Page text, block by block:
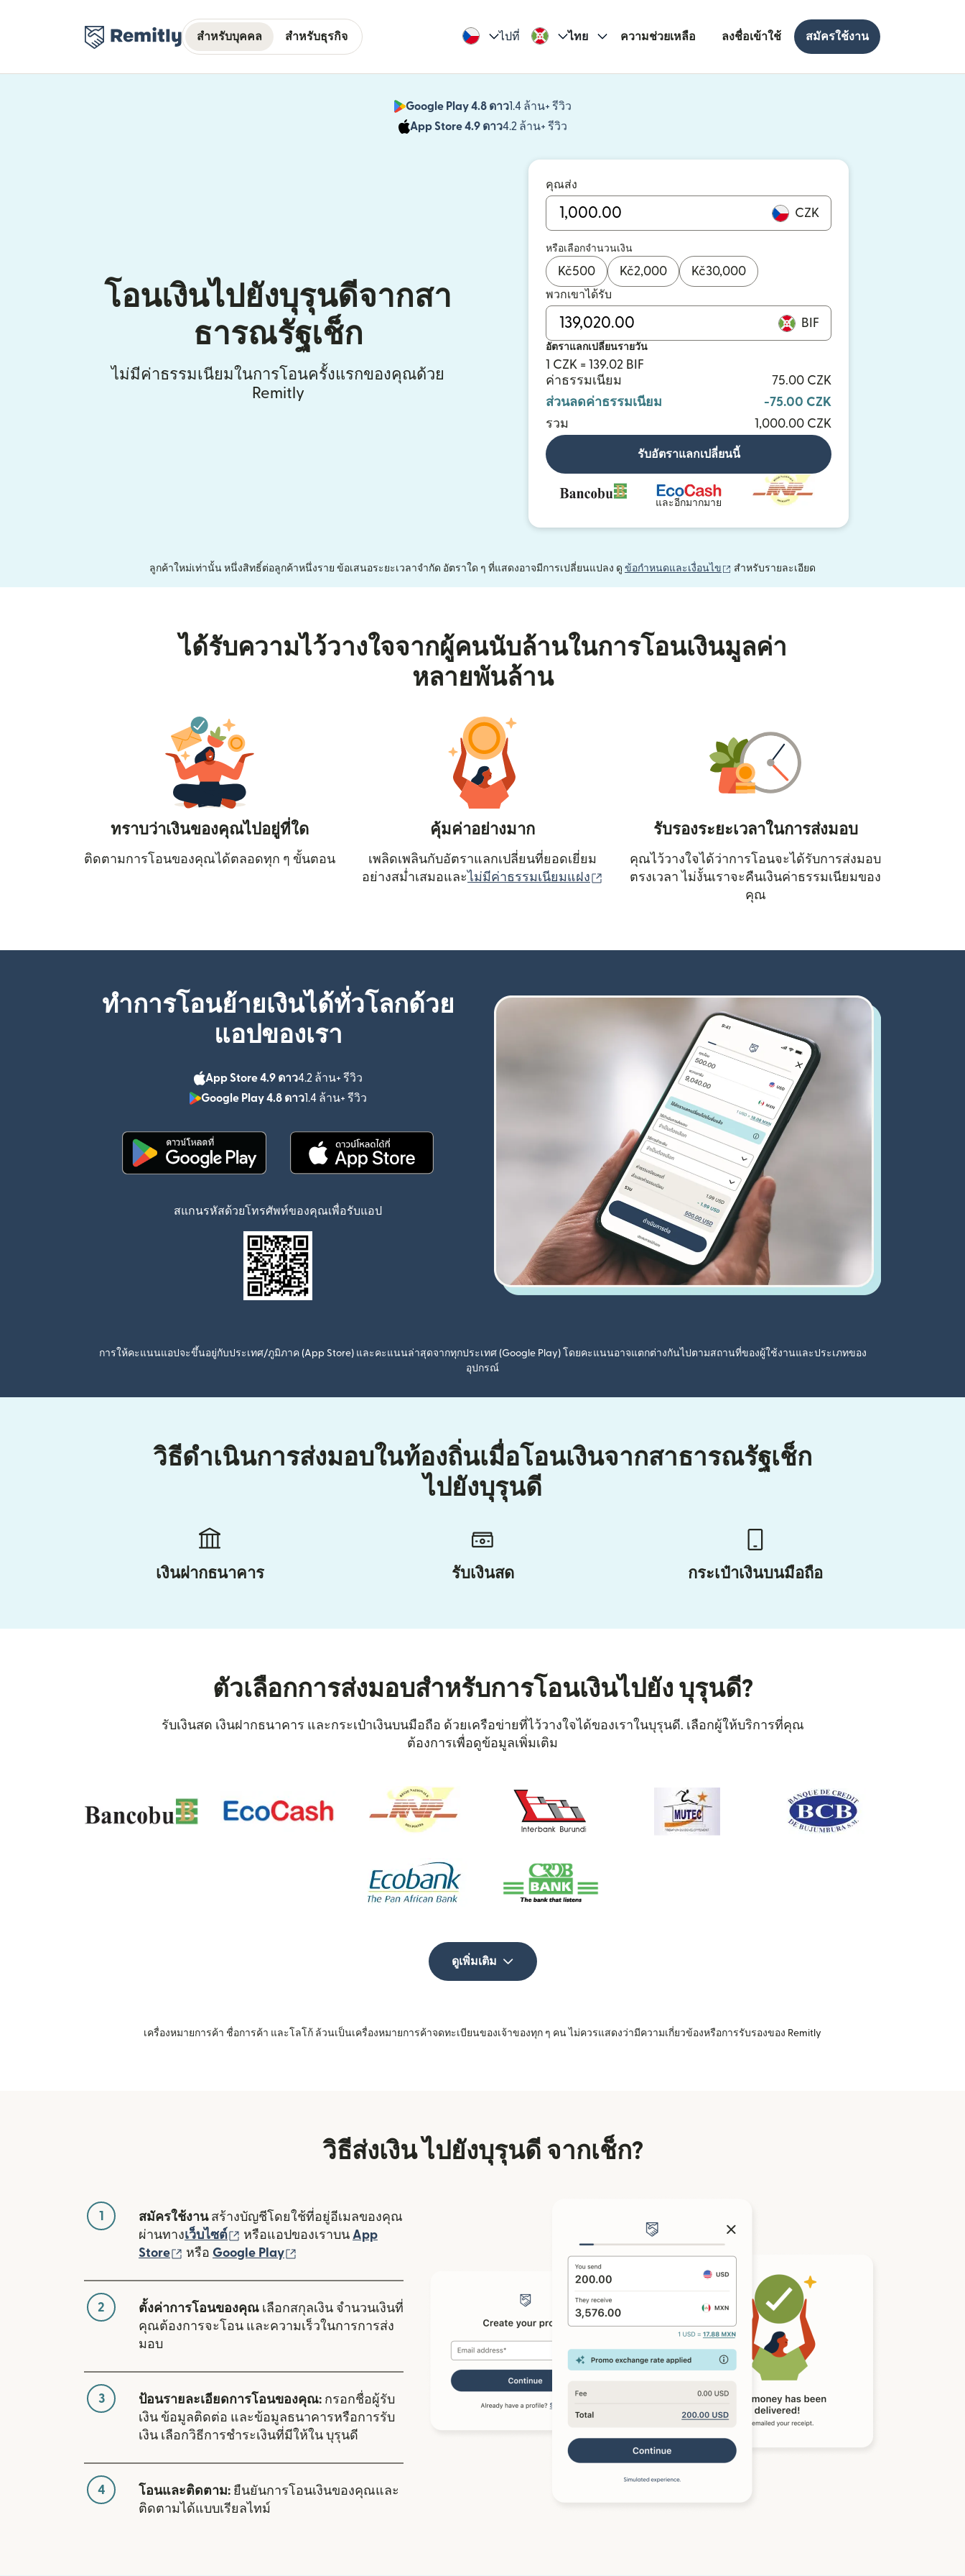
สำหรับบุคคล สำหรับธุรกิจ ไปที่ ไทย ความช่วยเหลือ ลงชื่อเข้าใช้ สมัครใช้งาน
Google Play 4.8 ดาว1.4 ล้าน+ รีวิว
(เปิดในหน้าต่างใหม่)
App Store 4.9 ดาว4.2 ล้าน+ รีวิว
(เปิดในหน้าต่างใหม่)
โอนเงินไปยังบุรุนดีจากสา
ธารณรัฐเช็ก
ไม่มีค่าธรรมเนียมในการโอนครั้งแรกของคุณด้วย
Remitly
คุณส่ง
CZK
หรือเลือกจำนวนเงิน
Kč500 Kč2,000 Kč30,000
พวกเขาได้รับ
BIF
อัตราแลกเปลี่ยนรายวัน
1 CZK = 139.02 BIF
ค่าธรรมเนียม
75.00 CZK
ส่วนลดค่าธรรมเนียม
-75.00 CZK
รวม
1,000.00 CZK
รับอัตราแลกเปลี่ยนนี้
และอีกมากมาย
ลูกค้าใหม่เท่านั้น หนึ่งสิทธิ์ต่อลูกค้าหนึ่งราย ข้อเสนอระยะเวลาจำกัด อัตราใด ๆ ที่แสดงอาจมีการเปลี่ยนแปลง ดู ข้อกำหนดและเงื่อนไข (เปิดในหน้าต่างใหม่)
สำหรับรายละเอียด
ได้รับความไว้วางใจจากผู้คนนับล้านในการโอนเงินมูลค่า
หลายพันล้าน
ทราบว่าเงินของคุณไปอยู่ที่ใด
ติดตามการโอนของคุณได้ตลอดทุก ๆ ขั้นตอน
คุ้มค่าอย่างมาก
เพลิดเพลินกับอัตราแลกเปลี่ยนที่ยอดเยี่ยม
อย่างสม่ำเสมอและ ไม่มีค่าธรรมเนียมแฝง (เปิดในหน้าต่างใหม่)
รับรองระยะเวลาในการส่งมอบ
คุณไว้วางใจได้ว่าการโอนจะได้รับการส่งมอบ
ตรงเวลา ไม่งั้นเราจะคืนเงินค่าธรรมเนียมของ
คุณ
ทำการโอนย้ายเงินได้ทั่วโลกด้วย
แอปของเรา
App Store 4.9 ดาว4.2 ล้าน+ รีวิว
(เปิดในหน้าต่างใหม่)
Google Play 4.8 ดาว1.4 ล้าน+ รีวิว
(เปิดในหน้าต่างใหม่)
สแกนรหัสด้วยโทรศัพท์ของคุณเพื่อรับแอป
การให้คะแนนแอปจะขึ้นอยู่กับประเทศ/ภูมิภาค (App Store) และคะแนนล่าสุดจากทุกประเทศ (Google Play) โดยคะแนนอาจแตกต่างกันไปตามสถานที่ของผู้ใช้งานและประเภทของ
อุปกรณ์
วิธีดำเนินการส่งมอบในท้องถิ่นเมื่อโอนเงินจากสาธารณรัฐเช็ก
ไปยังบุรุนดี
เงินฝากธนาคาร รับเงินสด กระเป๋าเงินบนมือถือ
ตัวเลือกการส่งมอบสำหรับการโอนเงินไปยัง บุรุนดี?
รับเงินสด เงินฝากธนาคาร และกระเป๋าเงินบนมือถือ ด้วยเครือข่ายที่ไว้วางใจได้ของเราในบุรุนดี. เลือกผู้ให้บริการที่คุณ
ต้องการเพื่อดูข้อมูลเพิ่มเติม
ดูเพิ่มเติม
เครื่องหมายการค้า ชื่อการค้า และโลโก้ ล้วนเป็นเครื่องหมายการค้าจดทะเบียนของเจ้าของทุก ๆ คน ไม่ควรแสดงว่ามีความเกี่ยวข้องหรือการรับรองของ Remitly
วิธีส่งเงิน ไปยังบุรุนดี จากเช็ก?
1 สมัครใช้งานสร้างบัญชีโดยใช้ที่อยู่อีเมลของคุณ
ผ่านทางเว็บไซต์ (เปิดในหน้าต่างใหม่)
หรือแอปของเราบน App
Store
(เปิดในหน้าต่างใหม่)
หรือ Google Play
2 ตั้งค่าการโอนของคุณ เลือกสกุลเงิน จำนวนเงินที่
คุณต้องการจะโอน และความเร็วในการการส่ง
มอบ
3 ป้อนรายละเอียดการโอนของคุณ: กรอกชื่อผู้รับ
เงิน ข้อมูลติดต่อ และข้อมูลธนาคารหรือการรับ
เงิน เลือกวิธีการชำระเงินที่มีให้ใน บุรุนดี
4 โอนและติดตาม: ยืนยันการโอนเงินของคุณและ
ติดตามได้แบบเรียลไทม์